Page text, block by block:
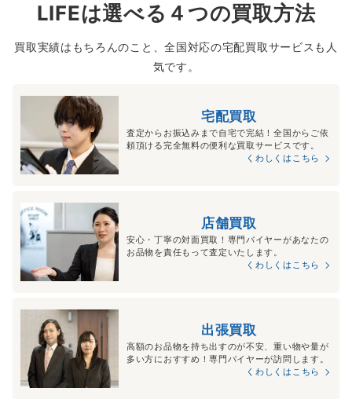
LIFEは選べる４つの買取方法
買取実績はもちろんのこと、全国対応の宅配買取サービスも人
気です。
宅配買取
査定からお振込みまで自宅で完結！全国からご依
頼頂ける完全無料の便利な買取サービスです。
くわしくはこちら
店舗買取
安心・丁寧の対面買取！専門バイヤーがあなたの
お品物を責任もって査定いたします。
くわしくはこちら
出張買取
高額のお品物を持ち出すのが不安、重い物や量が
多い方におすすめ！専門バイヤーが訪問します。
くわしくはこちら